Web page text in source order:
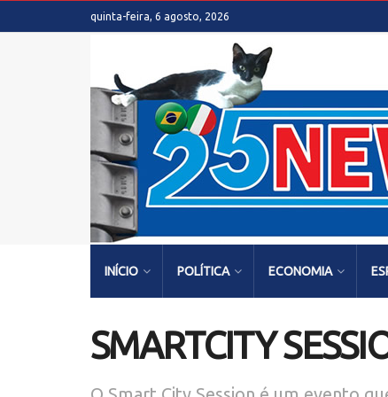
quinta-feira, 6 agosto, 2026
INÍCIO POLÍTICA ECONOMIA
SMARTCITY